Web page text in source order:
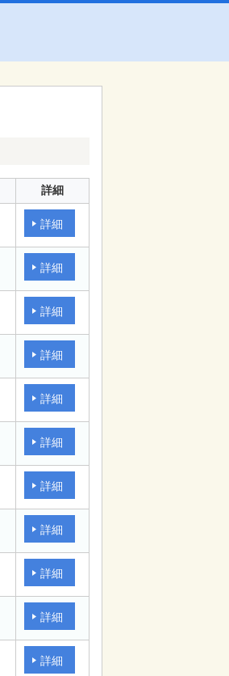
詳細
詳細
詳細
詳細
詳細
詳細
詳細
詳細
詳細
詳細
詳細
詳細